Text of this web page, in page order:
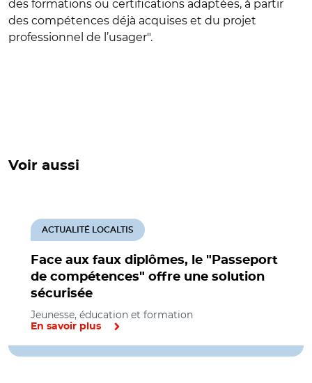
des formations ou certifications adaptées, à partir
des compétences déjà acquises et du projet
professionnel de l’usager".
Voir aussi
Face aux faux diplômes, le "Passeport
de compétences" offre une solution
sécurisée
ACTUALITÉ LOCALTIS
Jeunesse, éducation et formation
En savoir plus